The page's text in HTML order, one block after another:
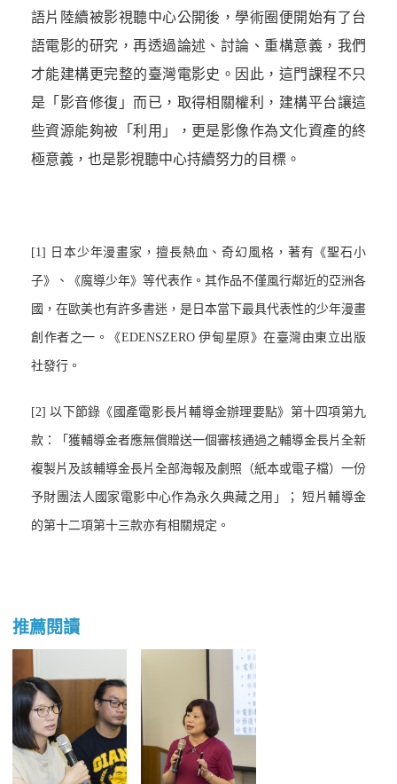
語片陸續被影視聽中心公開後，學術圈便開始有了台
語電影的研究，再透過論述、討論、重構意義，我們
才能建構更完整的臺灣電影史。因此，這門課程不只
是「影音修復」而已，取得相關權利，建構平台讓這
些資源能夠被「利用」，更是影像作為文化資產的終
極意義，也是影視聽中心持續努力的目標。
[1] 日本少年漫畫家，擅長熱血、奇幻風格，著有《聖石小
子》、《魔導少年》等代表作。其作品不僅風行鄰近的亞洲各
國，在歐美也有許多書迷，是日本當下最具代表性的少年漫畫
創作者之一。《EDENSZERO 伊甸星原》在臺灣由東立出版
社發行。
[2] 以下節錄《國產電影長片輔導金辦理要點》第十四項第九
款：「獲輔導金者應無償贈送一個審核通過之輔導金長片全新
複製片及該輔導金長片全部海報及劇照（紙本或電子檔）一份
予財團法人國家電影中心作為永久典藏之用」； 短片輔導金
的第十二項第十三款亦有相關規定 。
推薦閱讀